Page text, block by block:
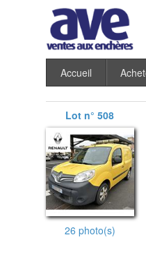
Accueil
Lot n° 508
26 photo(s)